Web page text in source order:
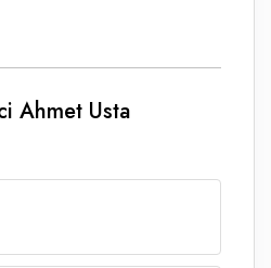
Ahmet Usta